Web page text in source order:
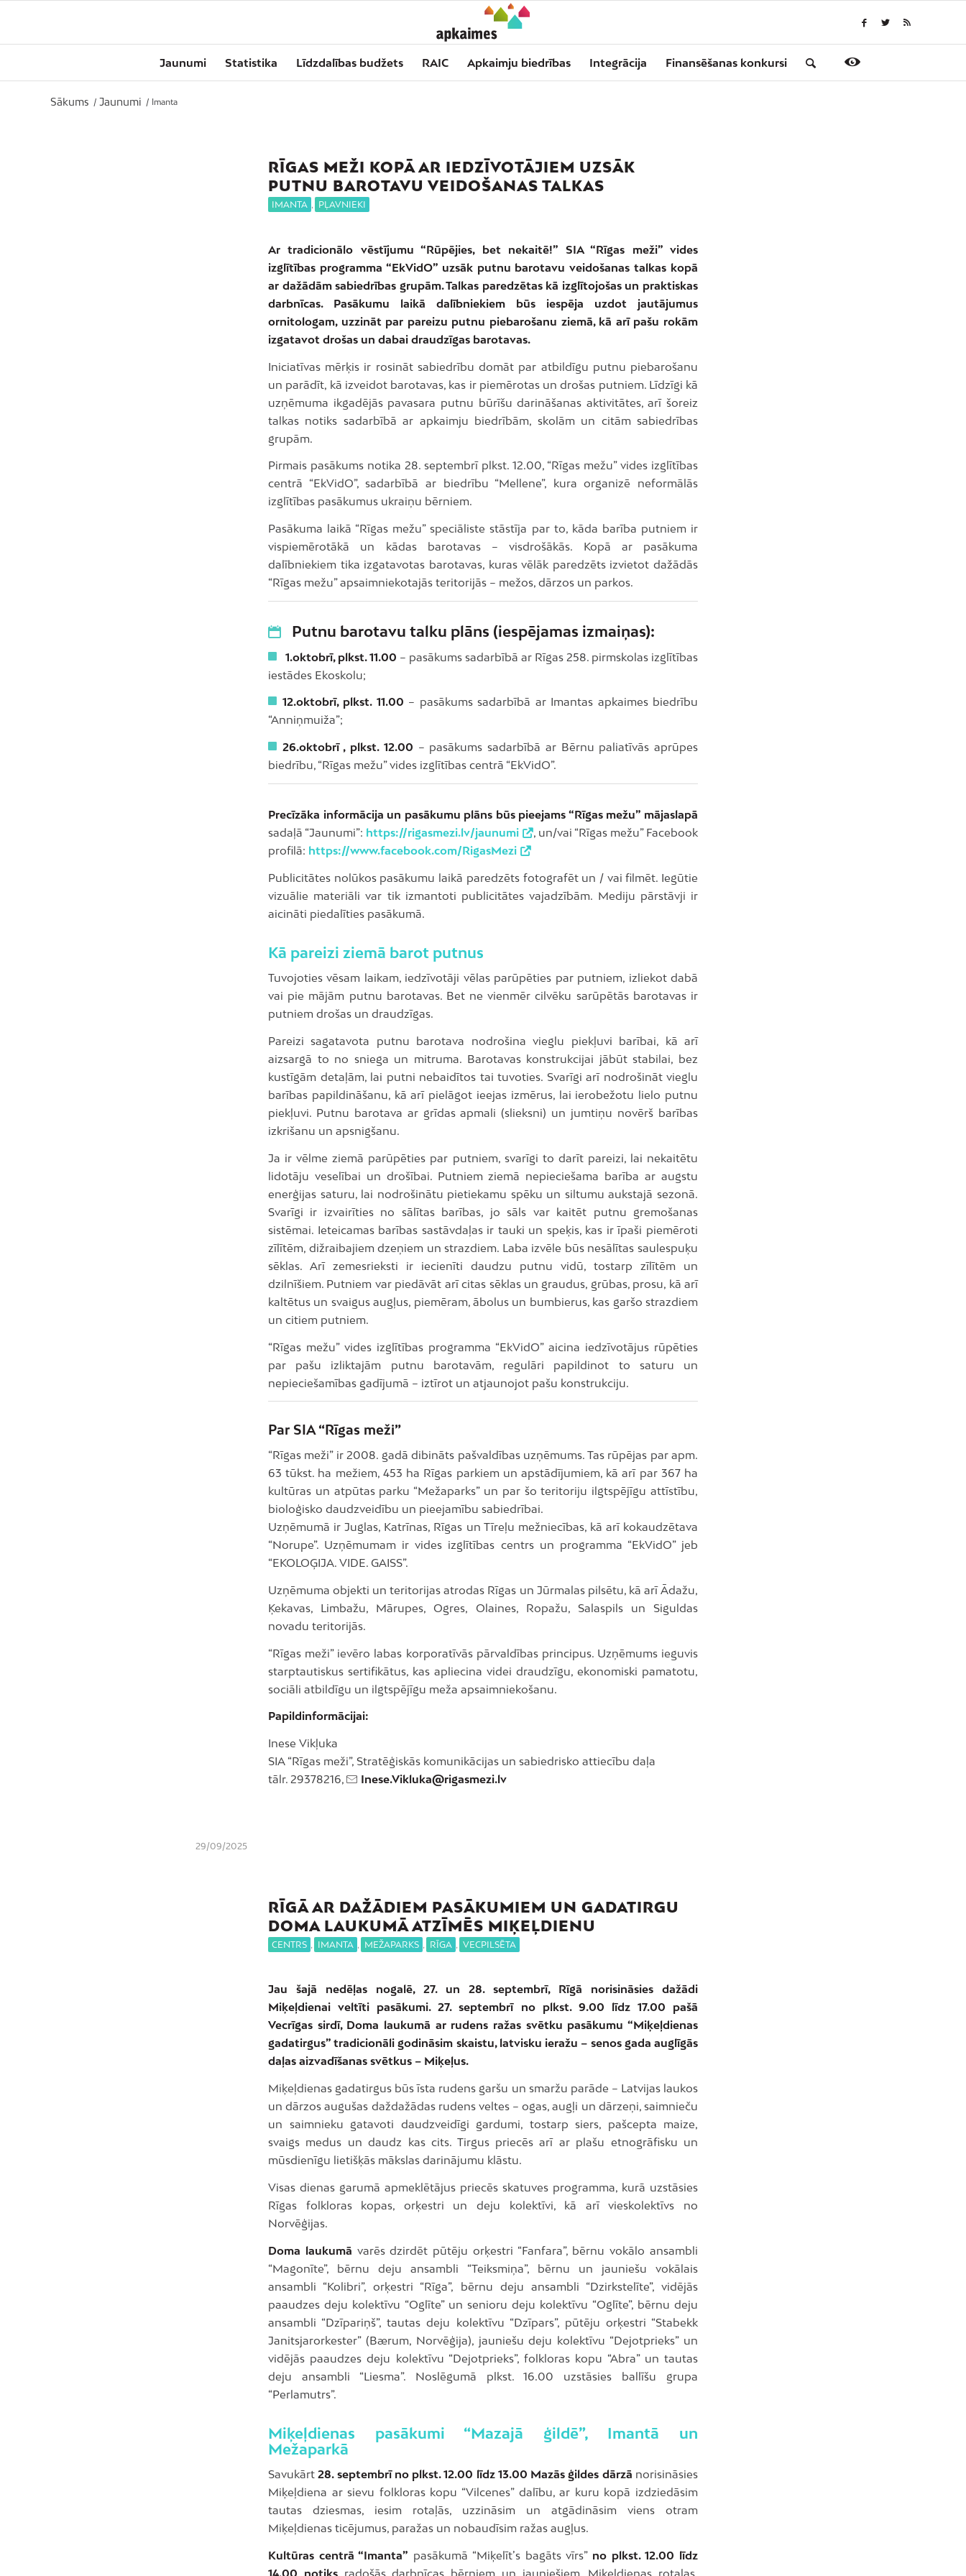
Jaunumi Statistika Līdzdalības budžets RAIC Apkaimju biedrības Integrācija Finansēšanas konkursi
Sākums / Jaunumi / Imanta
RĪGAS MEŽI KOPĀ AR IEDZĪVOTĀJIEM UZSĀK
PUTNU BAROTAVU VEIDOŠANAS TALKAS
IMANTA , PĻAVNIEKI
Ar tradicionālo vēstījumu “Rūpējies, bet nekaitē!” SIA “Rīgas meži” vides
izglītības programma “EkVidO” uzsāk putnu barotavu veidošanas talkas kopā
ar dažādām sabiedrības grupām. Talkas paredzētas kā izglītojošas un praktiskas
darbnīcas. Pasākumu laikā dalībniekiem būs iespēja uzdot jautājumus
ornitologam, uzzināt par pareizu putnu piebarošanu ziemā, kā arī pašu rokām
izgatavot drošas un dabai draudzīgas barotavas.
Iniciatīvas mērķis ir rosināt sabiedrību domāt par atbildīgu putnu piebarošanu
un parādīt, kā izveidot barotavas, kas ir piemērotas un drošas putniem. Līdzīgi kā
uzņēmuma ikgadējās pavasara putnu būrīšu darināšanas aktivitātes, arī šoreiz
talkas notiks sadarbībā ar apkaimju biedrībām, skolām un citām sabiedrības
grupām.
Pirmais pasākums notika 28. septembrī plkst. 12.00, “Rīgas mežu” vides izglītības
centrā “EkVidO”, sadarbībā ar biedrību “Mellene”, kura organizē neformālās
izglītības pasākumus ukraiņu bērniem.
Pasākuma laikā “Rīgas mežu” speciāliste stāstīja par to, kāda barība putniem ir
vispiemērotākā un kādas barotavas – visdrošākās. Kopā ar pasākuma
dalībniekiem tika izgatavotas barotavas, kuras vēlāk paredzēts izvietot dažādās
“Rīgas mežu” apsaimniekotajās teritorijās – mežos, dārzos un parkos.
Putnu barotavu talku plāns (iespējamas izmaiņas):
1.oktobrī, plkst. 11.00 – pasākums sadarbībā ar Rīgas 258. pirmskolas izglītības
iestādes Ekoskolu;
12.oktobrī, plkst. 11.00 – pasākums sadarbībā ar Imantas apkaimes biedrību
“Anniņmuiža”;
26.oktobrī , plkst. 12.00 – pasākums sadarbībā ar Bērnu paliatīvās aprūpes
biedrību, “Rīgas mežu” vides izglītības centrā “EkVidO”.
Precīzāka informācija un pasākumu plāns būs pieejams “Rīgas mežu” mājaslapā
sadaļā “Jaunumi”: https://rigasmezi.lv/jaunumi
, un/vai “Rīgas mežu” Facebook
profilā: https://www.facebook.com/RigasMezi
Publicitātes nolūkos pasākumu laikā paredzēts fotografēt un / vai filmēt. Iegūtie
vizuālie materiāli var tik izmantoti publicitātes vajadzībām. Mediju pārstāvji ir
aicināti piedalīties pasākumā.
Kā pareizi ziemā barot putnus
Tuvojoties vēsam laikam, iedzīvotāji vēlas parūpēties par putniem, izliekot dabā
vai pie mājām putnu barotavas. Bet ne vienmēr cilvēku sarūpētās barotavas ir
putniem drošas un draudzīgas.
Pareizi sagatavota putnu barotava nodrošina vieglu piekļuvi barībai, kā arī
aizsargā to no sniega un mitruma. Barotavas konstrukcijai jābūt stabilai, bez
kustīgām detaļām, lai putni nebaidītos tai tuvoties. Svarīgi arī nodrošināt vieglu
barības papildināšanu, kā arī pielāgot ieejas izmērus, lai ierobežotu lielo putnu
piekļuvi. Putnu barotava ar grīdas apmali (slieksni) un jumtiņu novērš barības
izkrišanu un apsnigšanu.
Ja ir vēlme ziemā parūpēties par putniem, svarīgi to darīt pareizi, lai nekaitētu
lidotāju veselībai un drošībai. Putniem ziemā nepieciešama barība ar augstu
enerģijas saturu, lai nodrošinātu pietiekamu spēku un siltumu aukstajā sezonā.
Svarīgi ir izvairīties no sālītas barības, jo sāls var kaitēt putnu gremošanas
sistēmai. Ieteicamas barības sastāvdaļas ir tauki un speķis, kas ir īpaši piemēroti
zīlītēm, dižraibajiem dzeņiem un strazdiem. Laba izvēle būs nesālītas saulespuķu
sēklas. Arī zemesrieksti ir iecienīti daudzu putnu vidū, tostarp zīlītēm un
dzilnīšiem. Putniem var piedāvāt arī citas sēklas un graudus, grūbas, prosu, kā arī
kaltētus un svaigus augļus, piemēram, ābolus un bumbierus, kas garšo strazdiem
un citiem putniem.
“Rīgas mežu” vides izglītības programma “EkVidO” aicina iedzīvotājus rūpēties
par pašu izliktajām putnu barotavām, regulāri papildinot to saturu un
nepieciešamības gadījumā – iztīrot un atjaunojot pašu konstrukciju.
Par SIA “Rīgas meži”
“Rīgas meži” ir 2008. gadā dibināts pašvaldības uzņēmums. Tas rūpējas par apm.
63 tūkst. ha mežiem, 453 ha Rīgas parkiem un apstādījumiem, kā arī par 367 ha
kultūras un atpūtas parku “Mežaparks” un par šo teritoriju ilgtspējīgu attīstību,
bioloģisko daudzveidību un pieejamību sabiedrībai.
Uzņēmumā ir Juglas, Katrīnas, Rīgas un Tīreļu mežniecības, kā arī kokaudzētava
“Norupe”. Uzņēmumam ir vides izglītības centrs un programma “EkVidO” jeb
“EKOLOĢIJA. VIDE. GAISS”.
Uzņēmuma objekti un teritorijas atrodas Rīgas un Jūrmalas pilsētu, kā arī Ādažu,
Ķekavas, Limbažu, Mārupes, Ogres, Olaines, Ropažu, Salaspils un Siguldas
novadu teritorijās.
“Rīgas meži” ievēro labas korporatīvās pārvaldības principus. Uzņēmums ieguvis
starptautiskus sertifikātus, kas apliecina videi draudzīgu, ekonomiski pamatotu,
sociāli atbildīgu un ilgtspējīgu meža apsaimniekošanu.
Papildinformācijai:
Inese Vikļuka
SIA “Rīgas meži”, Stratēģiskās komunikācijas un sabiedrisko attiecību daļa
tālr. 29378216,
Inese.Vikluka@rigasmezi.lv
29/09/2025
RĪGĀ AR DAŽĀDIEM PASĀKUMIEM UN GADATIRGU
DOMA LAUKUMĀ ATZĪMĒS MIĶEĻDIENU
CENTRS , IMANTA , MEŽAPARKS , RĪGA , VECPILSĒTA
Jau šajā nedēļas nogalē, 27. un 28. septembrī, Rīgā norisināsies dažādi
Miķeļdienai veltīti pasākumi. 27. septembrī no plkst. 9.00 līdz 17.00 pašā
Vecrīgas sirdī, Doma laukumā ar rudens ražas svētku pasākumu “Miķeļdienas
gadatirgus” tradicionāli godināsim skaistu, latvisku ieražu – senos gada auglīgās
daļas aizvadīšanas svētkus – Miķeļus.
Miķeļdienas gadatirgus būs īsta rudens garšu un smaržu parāde – Latvijas laukos
un dārzos augušas daždažādas rudens veltes – ogas, augļi un dārzeņi, saimnieču
un saimnieku gatavoti daudzveidīgi gardumi, tostarp siers, pašcepta maize,
svaigs medus un daudz kas cits. Tirgus priecēs arī ar plašu etnogrāfisku un
mūsdienīgu lietišķās mākslas darinājumu klāstu.
Visas dienas garumā apmeklētājus priecēs skatuves programma, kurā uzstāsies
Rīgas folkloras kopas, orķestri un deju kolektīvi, kā arī vieskolektīvs no
Norvēģijas.
Doma laukumā varēs dzirdēt pūtēju orķestri “Fanfara”, bērnu vokālo ansambli
“Magonīte”, bērnu deju ansambli “Teiksmiņa”, bērnu un jauniešu vokālais
ansambli “Kolibri”, orķestri “Rīga”, bērnu deju ansambli “Dzirkstelīte”, vidējās
paaudzes deju kolektīvu “Oglīte” un senioru deju kolektīvu “Oglīte”, bērnu deju
ansambli “Dzīpariņš”, tautas deju kolektīvu “Dzīpars”, pūtēju orķestri “Stabekk
Janitsjarorkester” (Bærum, Norvēģija), jauniešu deju kolektīvu “Dejotprieks” un
vidējās paaudzes deju kolektīvu “Dejotprieks”, folkloras kopu “Abra” un tautas
deju ansambli “Liesma”. Noslēgumā plkst. 16.00 uzstāsies ballīšu grupa
“Perlamutrs”.
Miķeļdienas pasākumi “Mazajā ģildē”, Imantā un
Mežaparkā
Savukārt28. septembrī no plkst. 12.00 līdz 13.00 Mazās ģildes dārzā norisināsies
Miķeļdiena ar sievu folkloras kopu “Vilcenes” dalību, ar kuru kopā izdziedāsim
tautas dziesmas, iesim rotaļās, uzzināsim un atgādināsim viens otram
Miķeļdienas ticējumus, paražas un nobaudīsim ražas augļus.
Kultūras centrā “Imanta” pasākumā “Miķelīt’s bagāts vīrs” no plkst. 12.00 līdz
14.00 notiksradošās darbnīcas bērniem un jauniešiem, Miķeļdienas rotaļas,